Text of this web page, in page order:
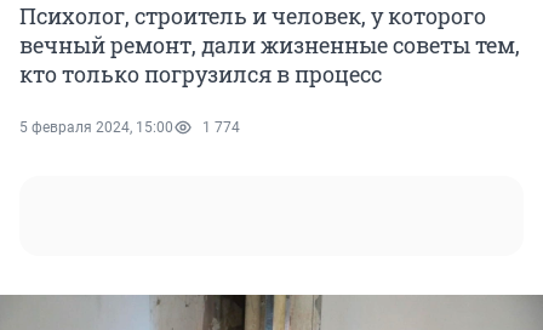
Психолог, строитель и человек, у которого
вечный ремонт, дали жизненные советы тем,
кто только погрузился в процесс
5 февраля 2024, 15:00 1 774